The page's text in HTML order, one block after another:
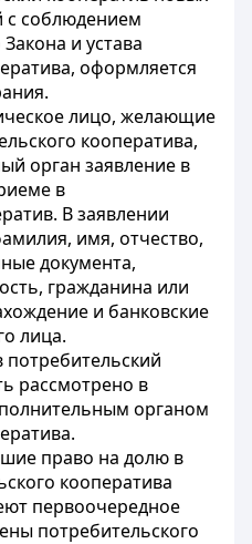
с соблюдением
и устава
оформляется
лицо, желающие
кооператива,
орган заявление в
в
В заявлении
имя, отчество,
документа,
гражданина или
и банковские
лица.
рассмотрено в
органом
право на долю в
кооператива
первоочередное
потребительского